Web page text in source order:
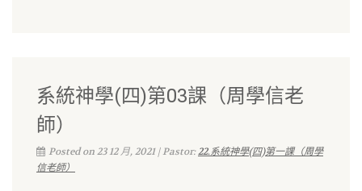
系統神學(四)第03課（周學信老
師）
Posted on 23 12 月, 2021 | Pastor:22.系統神學(四)第一課（周學
信老師）